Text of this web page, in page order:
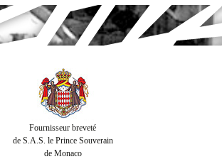
Fournisseur breveté
de S.A.S. le Prince Souverain
de Monaco